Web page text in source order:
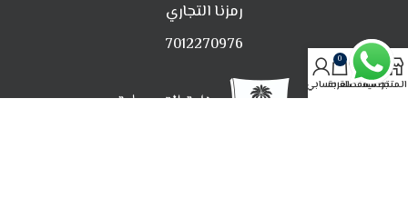
رمزنا التجاري
7012270976
المتجرتصفيةالمفضلة
0
العربةحسابي